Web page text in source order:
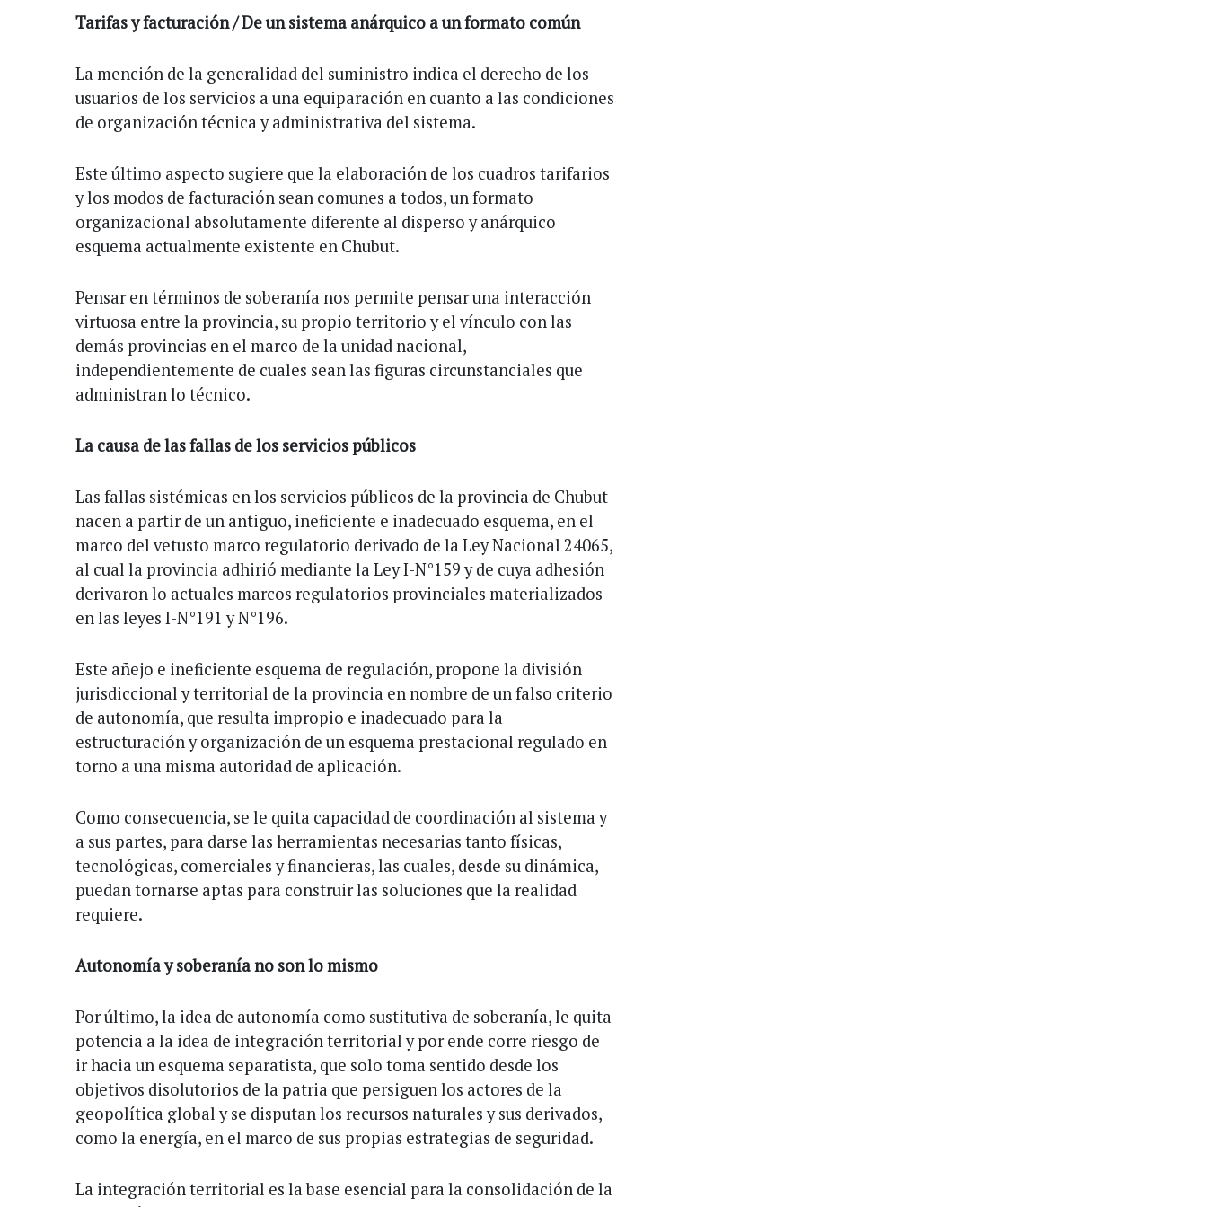
Tarifas y facturación / De un sistema anárquico a un formato común
La mención de la generalidad del suministro indica el derecho de los
usuarios de los servicios a una equiparación en cuanto a las condiciones
de organización técnica y administrativa del sistema.
Este último aspecto sugiere que la elaboración de los cuadros tarifarios
y los modos de facturación sean comunes a todos, un formato
organizacional absolutamente diferente al disperso y anárquico
esquema actualmente existente en Chubut.
Pensar en términos de soberanía nos permite pensar una interacción
virtuosa entre la provincia, su propio territorio y el vínculo con las
demás provincias en el marco de la unidad nacional,
independientemente de cuales sean las figuras circunstanciales que
administran lo técnico.
La causa de las fallas de los servicios públicos
Las fallas sistémicas en los servicios públicos de la provincia de Chubut
nacen a partir de un antiguo, ineficiente e inadecuado esquema, en el
marco del vetusto marco regulatorio derivado de la Ley Nacional 24065,
al cual la provincia adhirió mediante la Ley I-N°159 y de cuya adhesión
derivaron lo actuales marcos regulatorios provinciales materializados
en las leyes I-N°191 y N°196.
Este añejo e ineficiente esquema de regulación, propone la división
jurisdiccional y territorial de la provincia en nombre de un falso criterio
de autonomía, que resulta impropio e inadecuado para la
estructuración y organización de un esquema prestacional regulado en
torno a una misma autoridad de aplicación.
Como consecuencia, se le quita capacidad de coordinación al sistema y
a sus partes, para darse las herramientas necesarias tanto físicas,
tecnológicas, comerciales y financieras, las cuales, desde su dinámica,
puedan tornarse aptas para construir las soluciones que la realidad
requiere.
Autonomía y soberanía no son lo mismo
Por último, la idea de autonomía como sustitutiva de soberanía, le quita
potencia a la idea de integración territorial y por ende corre riesgo de
ir hacia un esquema separatista, que solo toma sentido desde los
objetivos disolutorios de la patria que persiguen los actores de la
geopolítica global y se disputan los recursos naturales y sus derivados,
como la energía, en el marco de sus propias estrategias de seguridad.
La integración territorial es la base esencial para la consolidación de la